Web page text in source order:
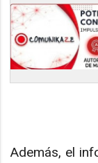
Además, el